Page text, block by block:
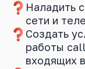
Наладить
сети и
Создать
работы
входящих